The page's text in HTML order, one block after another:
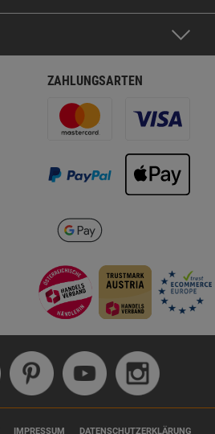
ZAHLUNGSARTEN
IMPRESSUM DATENSCHUTZERKLÄRUNG